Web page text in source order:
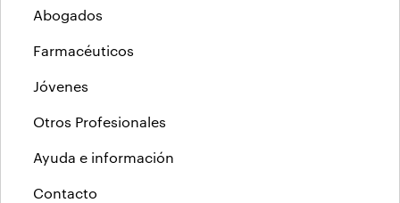
Abogados
Farmacéuticos
Jóvenes
Otros Profesionales
Ayuda e información
Contacto